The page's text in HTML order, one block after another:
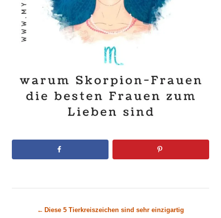
Diese 5 Tierkreiszeichen sind sehr einzigartig